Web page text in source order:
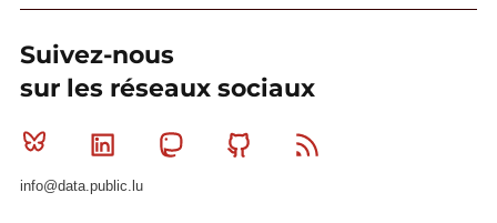
Suivez-nous
sur les réseaux sociaux
Bluesky Linkedin MastodonGithub
info@data.public.lu